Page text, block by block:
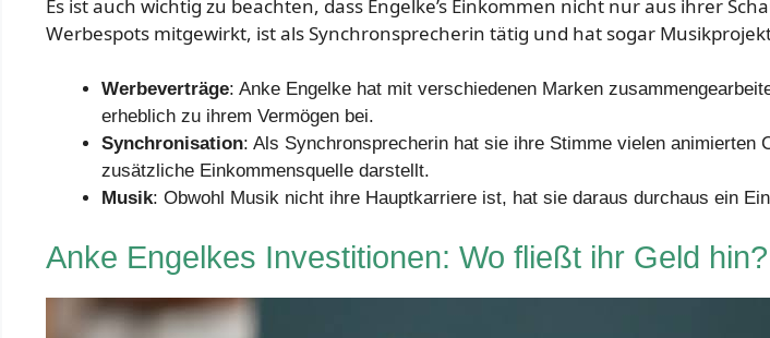
Es ist auch wichtig zu beachten, dass Engelke’s Einkommen nicht nur aus ihrer
Werbespots mitgewirkt, ist als Synchronsprecherin tätig und hat sogar
Werbeverträge: Anke Engelke hat mit verschiedenen Marken
erheblich zu ihrem Vermögen bei.
Synchronisation: Als Synchronsprecherin hat sie ihre Stimme vielen animierten
zusätzliche Einkommensquelle darstellt.
Musik: Obwohl Musik nicht ihre Hauptkarriere ist, hat sie daraus durchaus ein
Anke Engelkes Investitionen: Wo fließt ihr Geld hin?